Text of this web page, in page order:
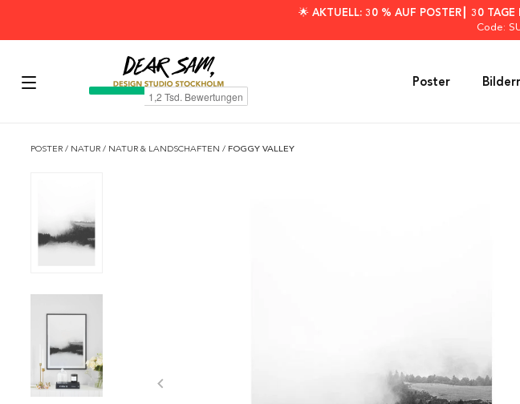
🌟 AKTUELL: 30 % AUF POSTER┃ 30 TAGE
Code:
Poster
POSTER / NATUR / NATUR & LANDSCHAFTEN / FOGGY VALLEY